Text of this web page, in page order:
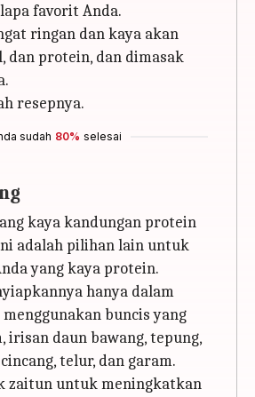
favorit Anda.
ringan dan kaya akan
dan protein, dan dimasak
resepnya.
sudah 80% selesai
kaya kandungan protein
adalah pilihan lain untuk
yang kaya protein.
hanya dalam
buncis yang
irisan daun bawang, tepung,
telur, dan garam.
zaitun untuk meningkatkan